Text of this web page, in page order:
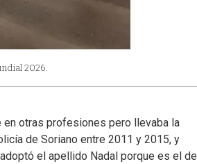
2026.
en otras profesiones pero llevaba la
de Soriano entre 2011 y 2015, y
el apellido Nadal porque es el de